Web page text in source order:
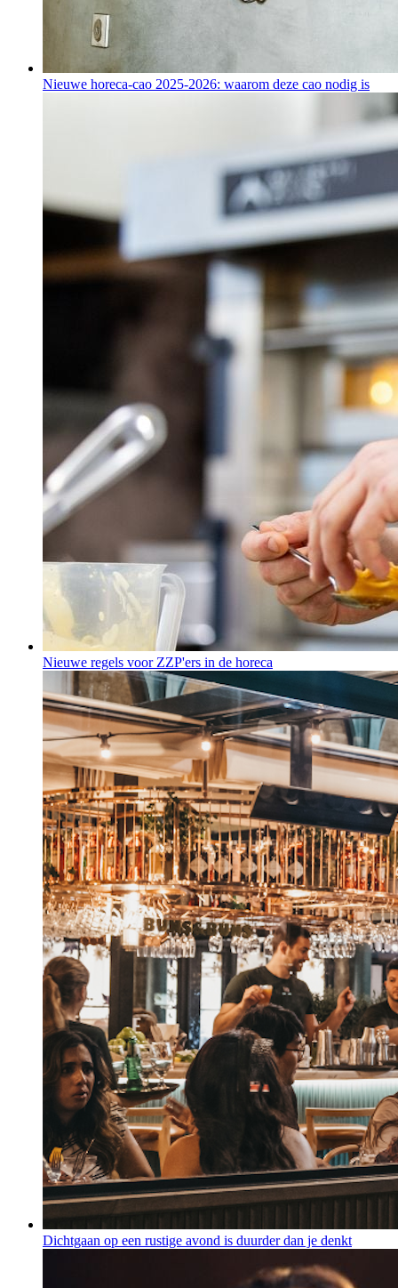
Nieuwe horeca-cao 2025-2026: waarom deze cao nodig is
Nieuwe regels voor ZZP'ers in de horeca
Dichtgaan op een rustige avond is duurder dan je denkt